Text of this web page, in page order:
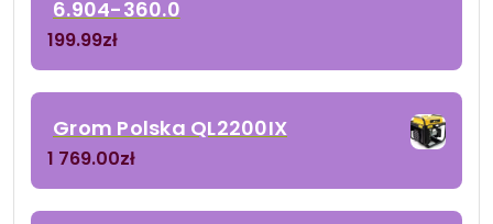
6.904-360.0
199.99zł
Grom Polska QL2200IX
1 769.00zł